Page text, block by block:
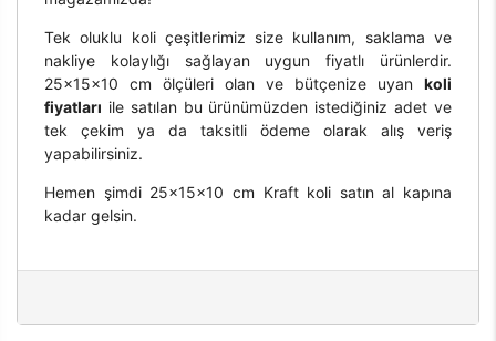
Tek oluklu koli çeşitlerimiz size kullanım, saklama ve
nakliye kolaylığı sağlayan uygun fiyatlı ürünlerdir.
25x15x10 cm ölçüleri olan ve bütçenize uyankoli
fiyatları ile satılan bu ürünümüzden istediğiniz adet ve
tek çekim ya da taksitli ödeme olarak alış veriş
yapabilirsiniz.
Hemen şimdi 25x15x10 cm Kraft koli satın al kapına
kadar gelsin.